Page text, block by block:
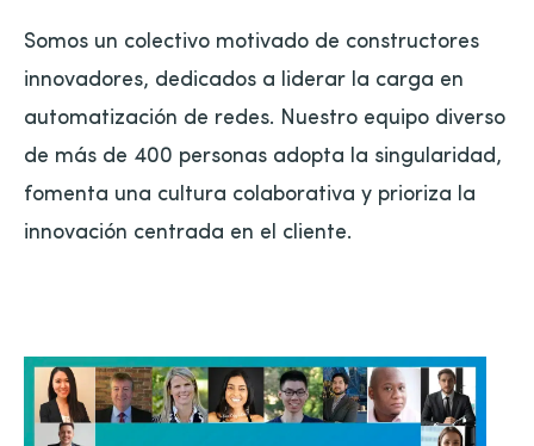
Somos un colectivo motivado de constructores
innovadores, dedicados a liderar la carga en
automatización de redes. Nuestro equipo diverso
de más de 400 personas adopta la singularidad,
fomenta una cultura colaborativa y prioriza la
innovación centrada en el cliente.